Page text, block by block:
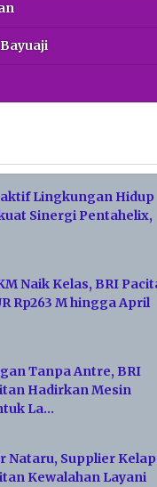
Lingkungan Hidup
Sinergi Pentahelix,
Naik Kelas, BRI
Rp263 M hingga April
Tanpa Antre, BRI
Hadirkan Mesin
La…
Nataru, Supplier
Kewalahan Layani